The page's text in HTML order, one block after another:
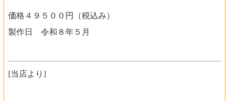
価格４９５００円（税込み）
製作日 令和８年５月
[当店より]